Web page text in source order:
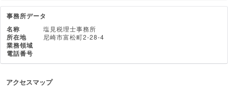
事務所データ
名称
塩見税理士事務所
所在地 尼崎市富松町2-28-4
業務領域
電話番号
アクセスマップ